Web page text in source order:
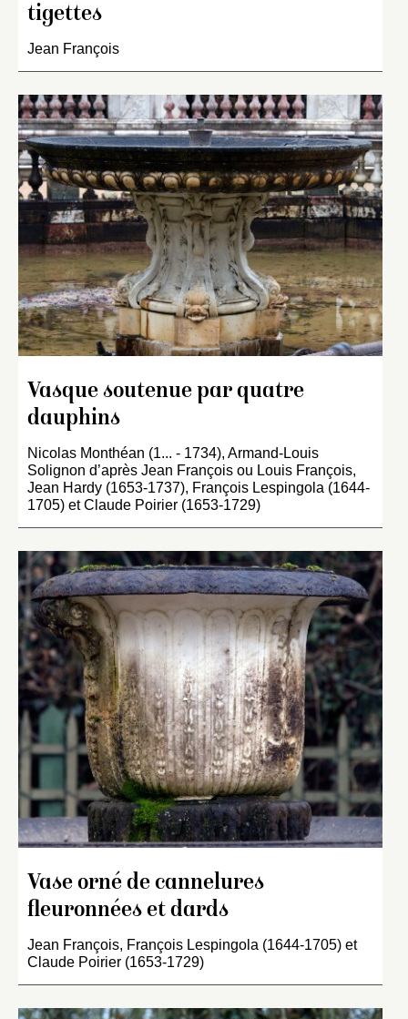
tigettes
Jean François
Vasque soutenue par quatre
dauphins
Nicolas Monthéan (1... - 1734), Armand-Louis
Solignon d’après Jean François ou Louis François,
Jean Hardy (1653-1737), François Lespingola (1644-
1705) et Claude Poirier (1653-1729)
Vase orné de cannelures
fleuronnées et dards
Jean François, François Lespingola (1644-1705) et
Claude Poirier (1653-1729)